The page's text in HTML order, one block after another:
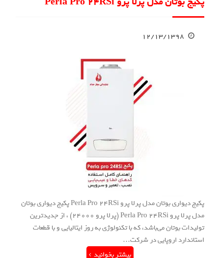
۱۲/۱۳/۱۳۹۸
پکیج دیواری بوتان مدل پرلا پرو Perla Pro 24RSi پکیج دیواری بوتان
مدل پرلا پرو Perla Pro 24RSi (پرلا پرو 24000) ، از جدیدترین
تولیدات بوتان می‌باشد، که با تکنولوژی به روز ایتالیایی و با قطعات
استاندارد اروپایی در شرکت…
بیشتر بخوانید